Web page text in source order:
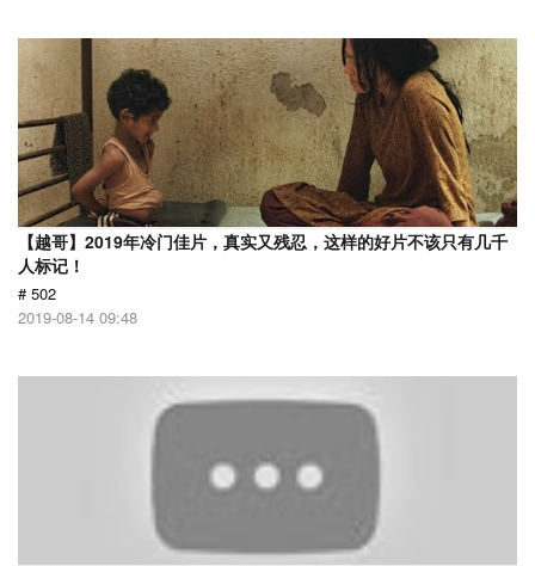
【越哥】2019年冷门佳片，真实又残忍，这样的好片不该只有几千
人标记！
# 502
2019-08-14 09:48